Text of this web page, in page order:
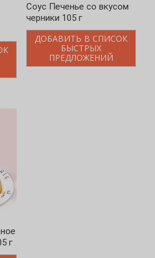
Соус Печенье со вкусом
черники 105 г
ДОБАВИТЬ В СПИСОК
БЫСТРЫХ
ПРЕДЛОЖЕНИЙ
г